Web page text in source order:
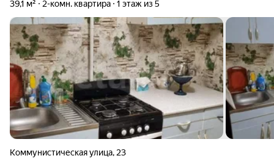
39,1 м² 2-комн. квартира 1 этаж из 5
Коммунистическая улица, 23